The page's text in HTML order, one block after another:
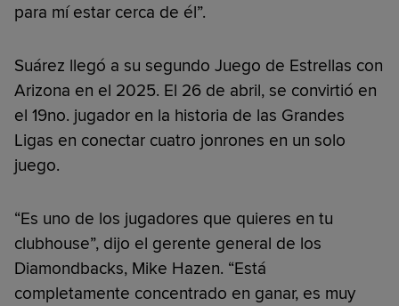
para mí estar cerca de él”.
Suárez llegó a su segundo Juego de Estrellas con
Arizona en el 2025. El 26 de abril, se convirtió en
el 19no. jugador en la historia de las Grandes
Ligas en conectar cuatro jonrones en un solo
juego.
“Es uno de los jugadores que quieres en tu
clubhouse”, dijo el gerente general de los
Diamondbacks, Mike Hazen. “Está
completamente concentrado en ganar, es muy